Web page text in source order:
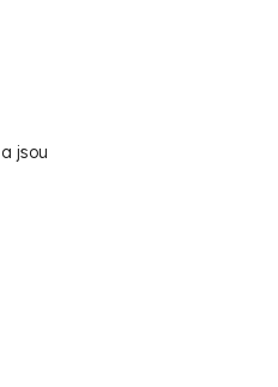
jsou